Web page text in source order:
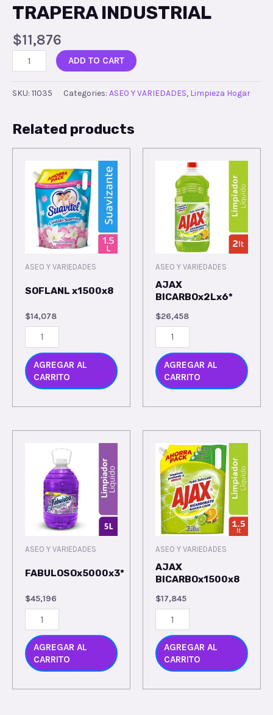
TRAPERA INDUSTRIAL
$11,876
ADD TO CART
SKU: 11035 Categories: ASEO Y VARIEDADES, Limpieza Hogar
Related products
ASEO Y VARIEDADES
SOFLANL x1500x8
$14,078
AGREGAR AL
CARRITO
ASEO Y VARIEDADES
AJAX
BICARBOx2Lx6*
$26,458
AGREGAR AL
CARRITO
ASEO Y VARIEDADES
FABULOSOx5000x3*
$45,196
AGREGAR AL
CARRITO
ASEO Y VARIEDADES
AJAX
BICARBOx1500x8
$17,845
AGREGAR AL
CARRITO